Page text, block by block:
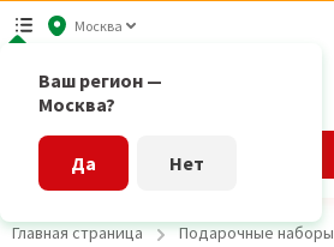
Москва
Ваш регион —
Москва?
Да Нет
Главная страница Подарочные наборы